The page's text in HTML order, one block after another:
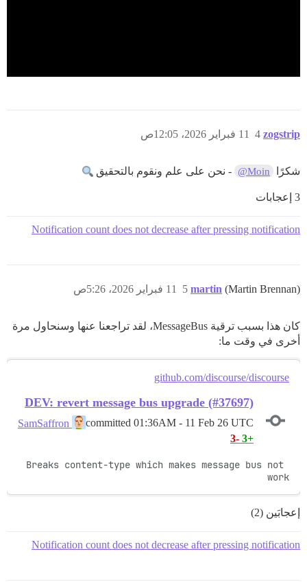
zogstrip 11 فبراير 2026، 12:05ص 4
شكرًا @Moin - نحن على علم ونقوم بالتحقيق
3 إعجابات
Notification count does not decrease after pressing notification
martin (Martin Brennan) 11 فبراير 2026، 5:26ص 5
كان هذا بسبب ترقية MessageBus، لقد تراجعنا عنها وسنحاول مرة
أخرى في وقت ما:
github.com/discourse/discourse
DEV: revert message bus upgrade (#37697)
committed 01:36AM - 11 Feb 26 UTC
+3
-3
Breaks content-type which makes message bus not
work
إعجابَين (2)
Notification count does not decrease after pressing notification